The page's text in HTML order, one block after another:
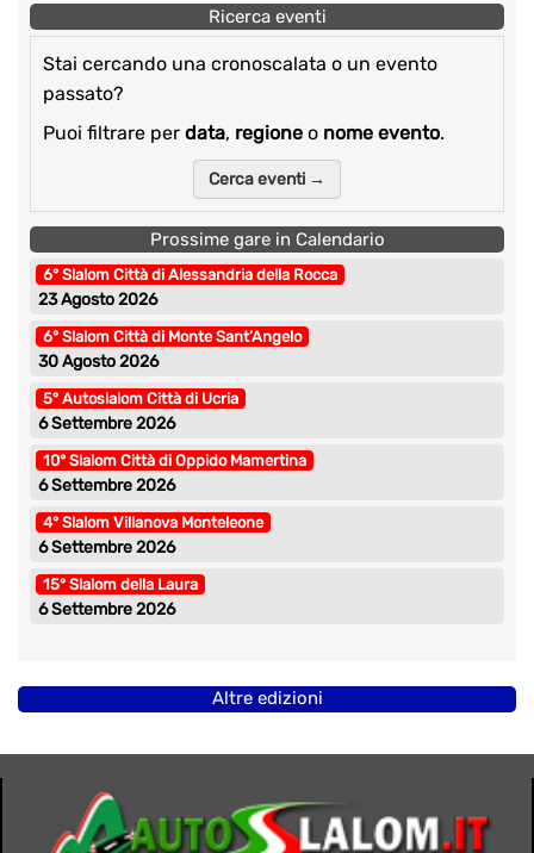
Ricerca eventi
Stai cercando una cronoscalata o un evento
passato?
Puoi filtrare per data, regione o nome evento.
Cerca eventi →
Prossime gare in Calendario
6° Slalom Città di Alessandria della Rocca
23 Agosto 2026
6° Slalom Città di Monte Sant’Angelo
30 Agosto 2026
5° Autoslalom Città di Ucria
6 Settembre 2026
10° Slalom Città di Oppido Mamertina
6 Settembre 2026
4° Slalom Villanova Monteleone
6 Settembre 2026
15° Slalom della Laura
6 Settembre 2026
Altre edizioni